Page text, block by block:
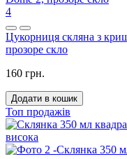
4
Цукорниця скляна з
прозоре скло
160 грн.
Додати в кошик
Топ продажів